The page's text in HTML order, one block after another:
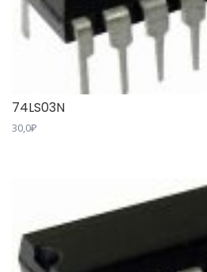
74LS03N
30,0₽